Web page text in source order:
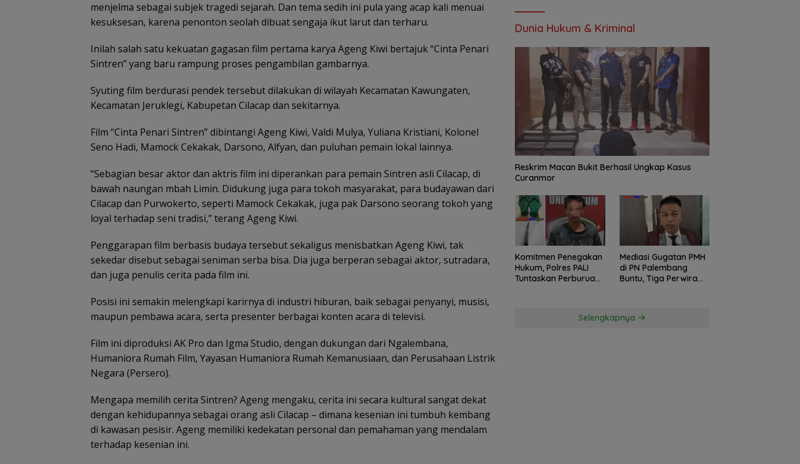
menjelma sebagai subjek tragedi sejarah. Dan tema sedih ini pula yang acap kali menuai
kesuksesan, karena penonton seolah dibuat sengaja ikut larut dan terharu.
Inilah salah satu kekuatan gagasan film pertama karya Ageng Kiwi bertajuk “Cinta Penari
Sintren” yang baru rampung proses pengambilan gambarnya.
Syuting film berdurasi pendek tersebut dilakukan di wilayah Kecamatan Kawungaten,
Kecamatan Jeruklegi, Kabupetan Cilacap dan sekitarnya.
Film “Cinta Penari Sintren” dibintangi Ageng Kiwi, Valdi Mulya, Yuliana Kristiani, Kolonel
Seno Hadi, Mamock Cekakak, Darsono, Alfyan, dan puluhan pemain lokal lainnya.
“Sebagian besar aktor dan aktris film ini diperankan para pemain Sintren asli Cilacap, di
bawah naungan mbah Limin. Didukung juga para tokoh masyarakat, para budayawan dari
Cilacap dan Purwokerto, seperti Mamock Cekakak, juga pak Darsono seorang tokoh yang
loyal terhadap seni tradisi,” terang Ageng Kiwi.
Penggarapan film berbasis budaya tersebut sekaligus menisbatkan Ageng Kiwi, tak
sekedar disebut sebagai seniman serba bisa. Dia juga berperan sebagai aktor, sutradara,
dan juga penulis cerita pada film ini.
Posisi ini semakin melengkapi karirnya di industri hiburan, baik sebagai penyanyi, musisi,
maupun pembawa acara, serta presenter berbagai konten acara di televisi.
Film ini diproduksi AK Pro dan Igma Studio, dengan dukungan dari Ngalembana,
Humaniora Rumah Film, Yayasan Humaniora Rumah Kemanusiaan, dan Perusahaan Listrik
Negara (Persero).
Mengapa memilih cerita Sintren? Ageng mengaku, cerita ini secara kultural sangat dekat
dengan kehidupannya sebagai orang asli Cilacap – dimana kesenian ini tumbuh kembang
di kawasan pesisir. Ageng memiliki kedekatan personal dan pemahaman yang mendalam
terhadap kesenian ini.
Dunia Hukum & Kriminal
Reskrim Macan Bukit Berhasil Ungkap Kasus
Curanmor
Komitmen Penegakan
Hukum, Polres PALI
Tuntaskan Perburuan
Mediasi Gugatan PMH
di PN Palembang
Buntu, Tiga Perwira
Pertanyakan
Selengkapnya